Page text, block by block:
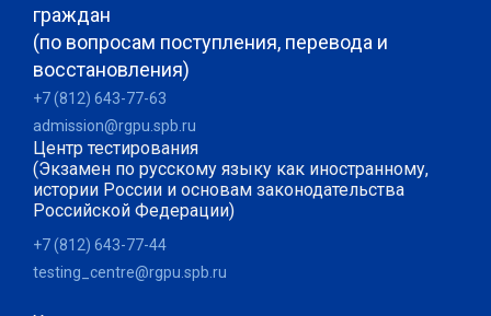
граждан
(по вопросам поступления, перевода и
восстановления)
+7 (812) 643-77-63
admission@rgpu.spb.ru
Центр тестирования
(Экзамен по русскому языку как иностранному,
истории России и основам законодательства
Российской Федерации)
+7 (812) 643-77-44
testing_centre@rgpu.spb.ru